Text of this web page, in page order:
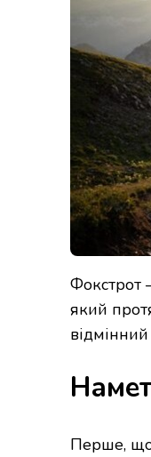
Фокстрот
який
відмінний
Перше, що